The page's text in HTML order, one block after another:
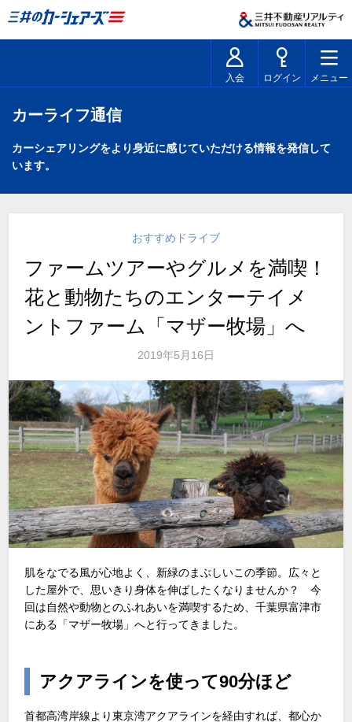
入会 ログイン メニュー
カーライフ通信
カーシェアリングをより身近に感じていただける情報を発信して
います。
おすすめドライブ
ファームツアーやグルメを満喫！
花と動物たちのエンターテイメ
ントファーム「マザー牧場」へ
2019年5月16日
肌をなでる風が心地よく、新緑のまぶしいこの季節。広々と
した屋外で、思いきり身体を伸ばしたくなりませんか？ 今
回は自然や動物とのふれあいを満喫するため、千葉県富津市
にある「マザー牧場」へと行ってきました。
アクアラインを使って90分ほど
首都高湾岸線より東京湾アクアラインを経由すれば、都心か